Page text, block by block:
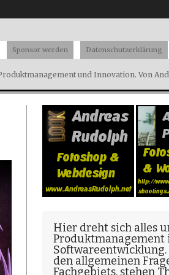
und Innovation. Von
Sponsor werden Datenschutzerklärung
Hier dreht sich alles
Produktmanagement
Softwareentwicklung
den allgemeinen
Fachgebiets, stehen